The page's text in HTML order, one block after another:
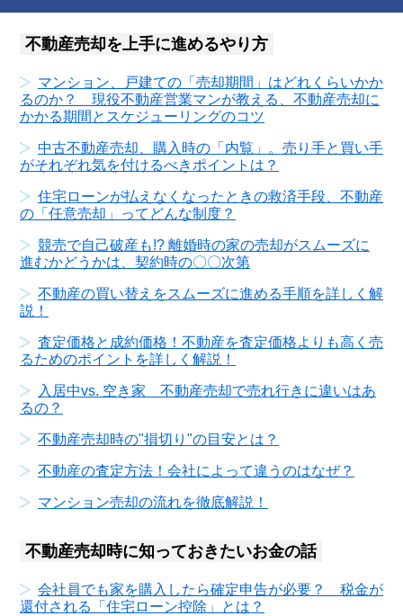
不動産売却を上手に進めるやり方
マンション、戸建ての「売却期間」はどれくらいかか
るのか？ 現役不動産営業マンが教える、不動産売却に
かかる期間とスケジューリングのコツ
中古不動産売却、購入時の「内覧」。売り手と買い手
がそれぞれ気を付けるべきポイントは？
住宅ローンが払えなくなったときの救済手段、不動産
の「任意売却」ってどんな制度？
競売で自己破産も!? 離婚時の家の売却がスムーズに
進むかどうかは、契約時の〇〇次第
不動産の買い替えをスムーズに進める手順を詳しく解
説！
査定価格と成約価格！不動産を査定価格よりも高く売
るためのポイントを詳しく解説！
入居中vs. 空き家 不動産売却で売れ行きに違いはあ
るの？
不動産売却時の"損切り"の目安とは？
不動産の査定方法！会社によって違うのはなぜ？
マンション売却の流れを徹底解説！
不動産売却時に知っておきたいお金の話
会社員でも家を購入したら確定申告が必要？ 税金が
還付される「住宅ローン控除」とは？